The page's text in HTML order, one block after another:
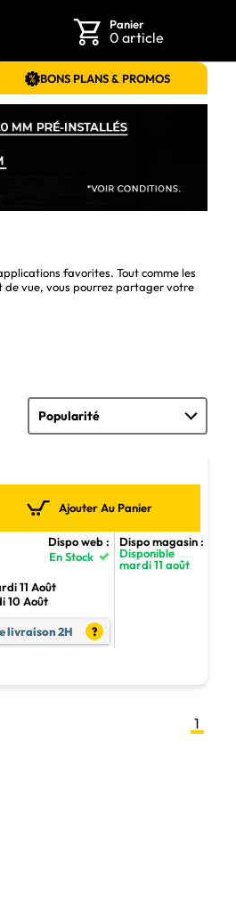
Panier
0 article
BONS PLANS & PROMOS
de vue, vous pourrez partager votre
Ajouter Au Panier
Dispo web :
En Stock
11 Août
10 Août
livraison 2H ?
Dispo magasin :
Disponible
mardi 11 août
1